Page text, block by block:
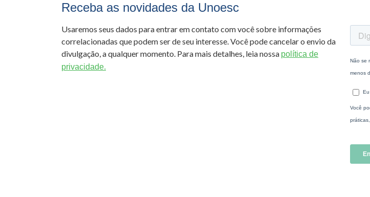
Receba as novidades da Unoesc
Usaremos seus dados para entrar em contato com você sobre informações
correlacionadas que podem ser de seu interesse. Você pode cancelar o envio da
divulgação, a qualquer momento. Para mais detalhes, leia nossa política de
privacidade.